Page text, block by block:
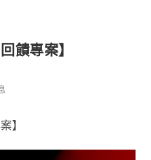
饋專案】
】